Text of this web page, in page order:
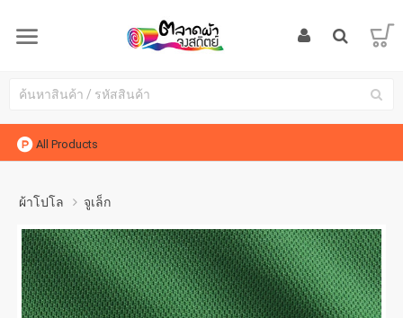
All Products
ผ้าโปโล จูเล็ก